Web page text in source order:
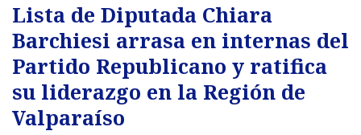
Lista de Diputada Chiara
Barchiesi arrasa en internas del
Partido Republicano y ratifica
su liderazgo en la Región de
Valparaíso